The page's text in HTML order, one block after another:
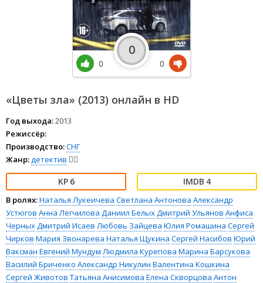
«Цветы зла» (2013) онлайн в HD
Год выхода:2013
Режиссёр:
Производство:СНГ
Жанр:детектив 🕵️‍♂️
6 4
В ролях:Наталья Лукеичева Светлана Антонова Александр
Устюгов Анна Легчилова Даниил БелыхДмитрий Ульянов Анфиса
ЧерныхДмитрий Исаев Любовь Зайцева Юлия Ромашина Сергей
Чирков Мария Звонарева Наталья Щукина Сергей Насибов Юрий
Ваксман Евгений Мундум Людмила Курепова Марина Барсукова
Василий Бриченко Александр Никулин Валентина Кошкина
Сергей Животов Татьяна Анисимова Елена Скворцова Антон
0
0
0